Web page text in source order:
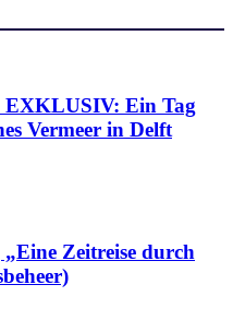
EXKLUSIV: Ein Tag
Vermeer in Delft
Zeitreise durch